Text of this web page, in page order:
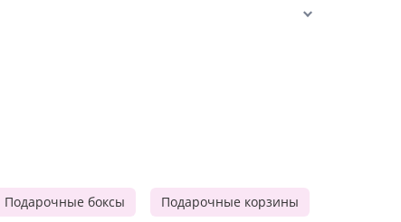
Подарочные боксы Подарочные корзины